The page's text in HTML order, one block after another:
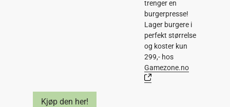
trenger en
burgerpresse!
Lager burgere i
perfekt størrelse
og koster kun
299,- hos
Gamezone.no
Kjøp den her!